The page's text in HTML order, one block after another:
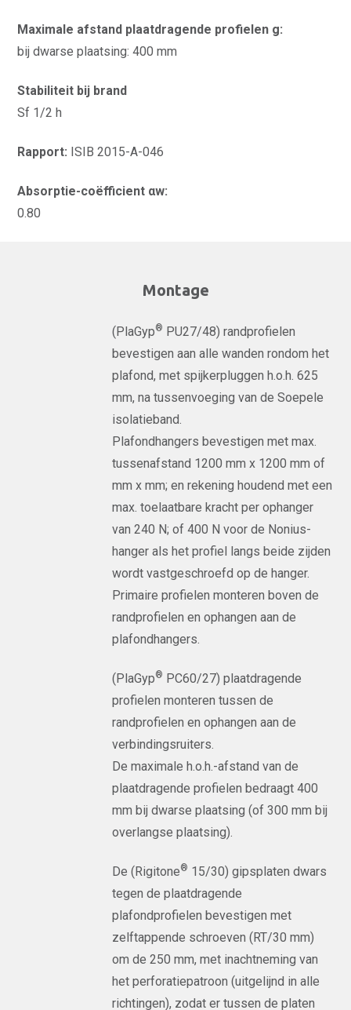
Maximale afstand plaatdragende profielen g:
bij dwarse plaatsing: 400 mm
Stabiliteit bij brand
Sf 1/2 h
Rapport: ISIB 2015-A-046
Absorptie-coëfficient αw:
0.80
Montage
(PlaGyp® PU27/48) randprofielen
bevestigen aan alle wanden rondom het
plafond, met spijkerpluggen h.o.h. 625
mm, na tussenvoeging van de Soepele
isolatieband.
Plafondhangers bevestigen met max.
tussenafstand 1200 mm x 1200 mm of
mm x mm; en rekening houdend met een
max. toelaatbare kracht per ophanger
van 240 N; of 400 N voor de Nonius-
hanger als het profiel langs beide zijden
wordt vastgeschroefd op de hanger.
Primaire profielen monteren boven de
randprofielen en ophangen aan de
plafondhangers.
(PlaGyp® PC60/27) plaatdragende
profielen monteren tussen de
randprofielen en ophangen aan de
verbindingsruiters.
De maximale h.o.h.-afstand van de
plaatdragende profielen bedraagt 400
mm bij dwarse plaatsing (of 300 mm bij
overlangse plaatsing).
De (Rigitone® 15/30) gipsplaten dwars
tegen de plaatdragende
plafondprofielen bevestigen met
zelftappende schroeven (RT/30 mm)
om de 250 mm, met inachtneming van
het perforatiepatroon (uitgelijnd in alle
richtingen), zodat er tussen de platen